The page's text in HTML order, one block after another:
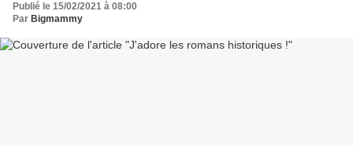
Publié le 15/02/2021 à 08:00
Par Bigmammy